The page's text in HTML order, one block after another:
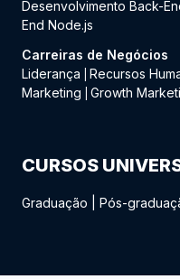
Desenvolvimento Back-
End Node.js
Carreiras de Negócios
Liderança
Recursos
Marketing
Growth
CURSOS
Graduação Pós-